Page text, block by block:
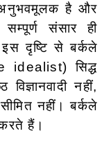
अनुभवमूलक है और
संसार ही
दृष्टि से बर्कले
idealist) सिद्ध
नहीं,
नहीं। बर्कले
हैं।